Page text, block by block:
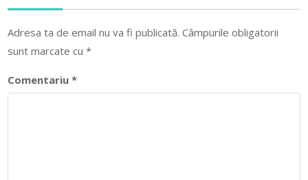
Adresa ta de email nu va fi publicată. Câmpurile obligatorii
sunt marcate cu*
Comentariu*